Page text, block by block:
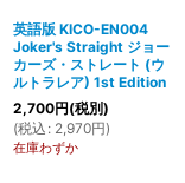
英語版 KICO-EN004
Joker's Straight ジョー
カーズ・ストレート (ウ
ルトラレア) 1st Edition
2,700円(税別)
(税込 : 2,970円)
在庫わずか